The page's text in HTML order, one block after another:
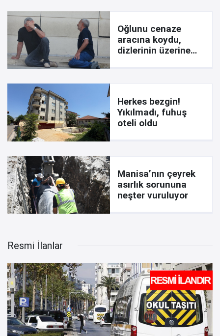
Oğlunu cenaze
aracına koydu,
dizlerinin üzerine
Herkes bezgin!
Yıkılmadı, fuhuş
oteli oldu
Manisa’nın çeyrek
asırlık sorununa
neşter vuruluyor
Resmi İlanlar